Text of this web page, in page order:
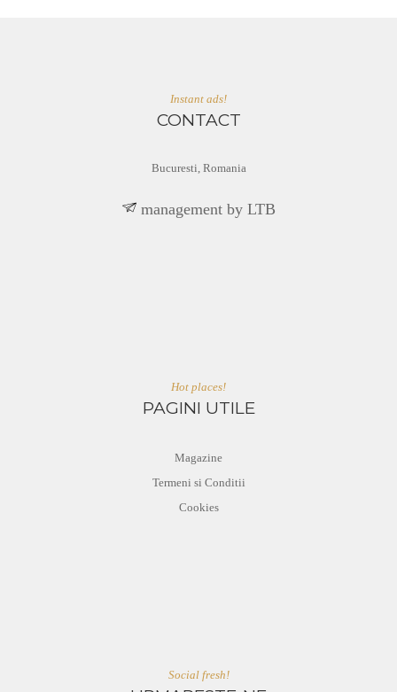
Instant ads!
CONTACT
Bucuresti, Romania
BTL yb tnemeganam
Hot places!
PAGINI UTILE
Magazine
Termeni si Conditii
Cookies
Social fresh!